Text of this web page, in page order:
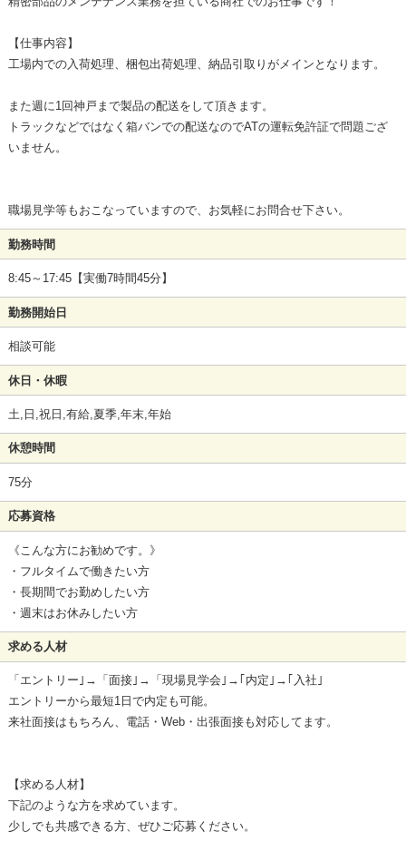
【仕事内容】
工場内での入荷処理、梱包出荷処理、納品引取りがメインとなります。
また週に1回神戸まで製品の配送をして頂きます。
トラックなどではなく箱バンでの配送なのでATの運転免許証で問題ござ
いません。
職場見学等もおこなっていますので、お気軽にお問合せ下さい。
勤務時間
8:45～17:45【実働7時間45分】
勤務開始日
相談可能
休日・休暇
土,日,祝日,有給,夏季,年末,年始
休憩時間
75分
応募資格
《こんな方にお勧めです。》
・フルタイムで働きたい方
・長期間でお勤めしたい方
・週末はお休みしたい方
求める人材
「エントリー｣→「面接｣→「現場見学会｣→｢内定｣→｢入社｣
エントリーから最短1日で内定も可能。
来社面接はもちろん、電話・Web・出張面接も対応してます。
【求める人材】
下記のような方を求めています。
少しでも共感できる方、ぜひご応募ください。